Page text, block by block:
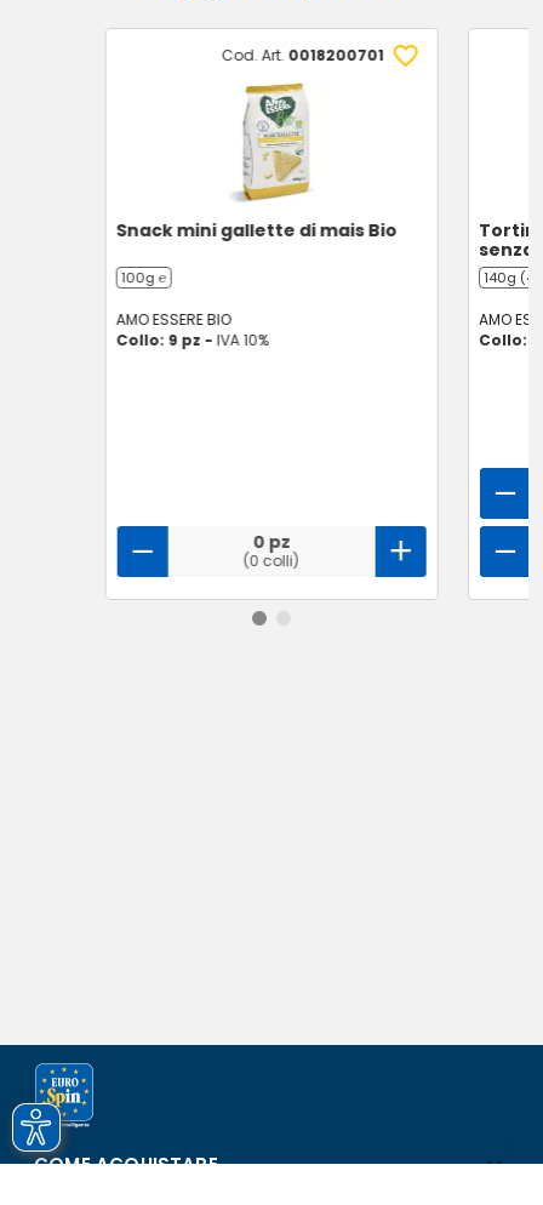
Cod. Art. 0018200701
Snack mini gallette di mais Bio
100g ℮
AMO ESSERE BIO
Collo: 9 pz - IVA 10%
0 pz
(0 colli)
senza
140g (4
AMO
Collo:
COME ACQUISTARE